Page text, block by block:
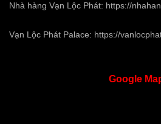
Nhà hàng Vạn Lộc Phát: https://
Vạn Lộc Phát Palace: https://
Google